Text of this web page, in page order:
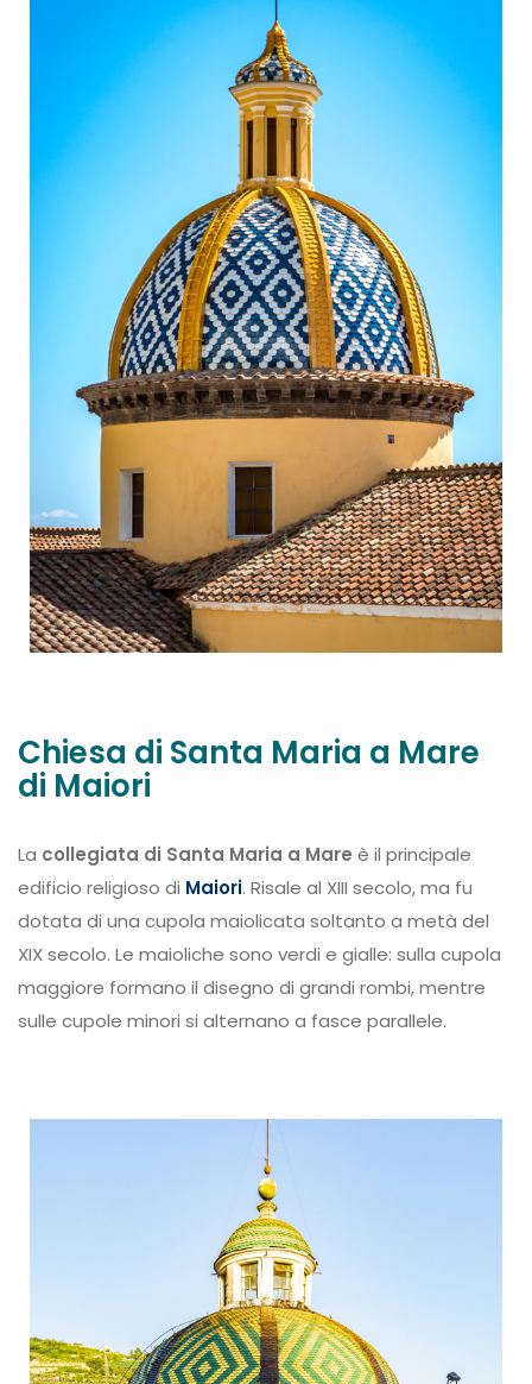
Chiesa di Santa Maria a Mare
di Maiori
La collegiata di Santa Maria a Mare è il principale
edificio religioso di Maiori. Risale al XIII secolo, ma fu
dotata di una cupola maiolicata soltanto a metà del
XIX secolo. Le maioliche sono verdi e gialle: sulla cupola
maggiore formano il disegno di grandi rombi, mentre
sulle cupole minori si alternano a fasce parallele.